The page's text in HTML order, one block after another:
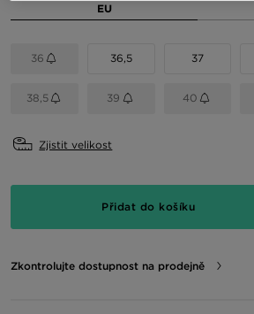
EU
36 36,5 37
38,5 39 40
Zjistit velikost
Přidat do košíku
Zkontrolujte dostupnost na prodejně